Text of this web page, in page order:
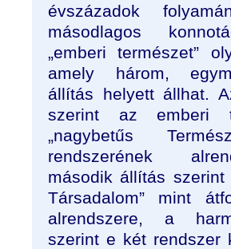
évszázadok
másodlagos
„emberi természet”
amely három,
állítás helyett állhat.
szerint az emberi
„nagybetűs
rendszerének
második állítás szerint
Társadalom” mint
alrendszere, a
szerint e két rendszer